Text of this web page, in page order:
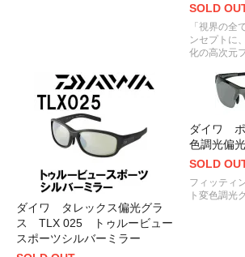
SOLD
「視界の全
ンセプトに
化の高次元
ダイワ タレックス偏光グラ
ス TLX 025 トゥルービュー
スポーツシルバーミラー
ダイワ ポ
色調光偏
SOLD
フィッティ
ト変色調光